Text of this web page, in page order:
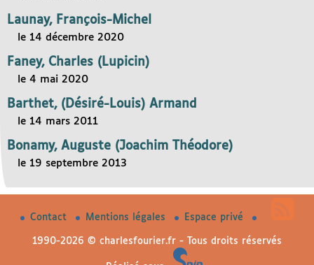
Launay, François-Michel
le 14 décembre 2020
Faney, Charles (Lupicin)
le 4 mai 2020
Barthet, (Désiré-Louis) Armand
le 14 mars 2011
Bonamy, Auguste (Joachim Théodore)
le 19 septembre 2013
Contact Mentions légales Espace privé
1990-2026 © charlesfourier.fr - Tous droits réservés